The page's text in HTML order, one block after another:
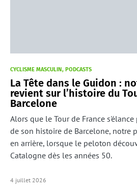
CYCLISME MASCULIN PODCASTS
La Tête dans le Guidon :
revient sur l’histoire du
Barcelone
Alors que le Tour de France
de son histoire de Barcelone, notre
en arrière, lorsque le peloton
Catalogne dès les années 50.
4 juillet 2026